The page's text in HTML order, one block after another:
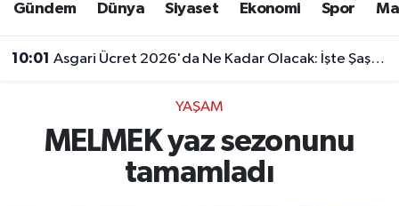
Gündem Dünya Siyaset Ekonomi Spor
10:01 Asgari Ücret 2026'da Ne Kadar Olacak: İşte Şaşırtan Rakam
YAŞAM
MELMEK yaz sezonunu
tamamladı
Genel
Son Dakika Haberleri
Haber Arşivi